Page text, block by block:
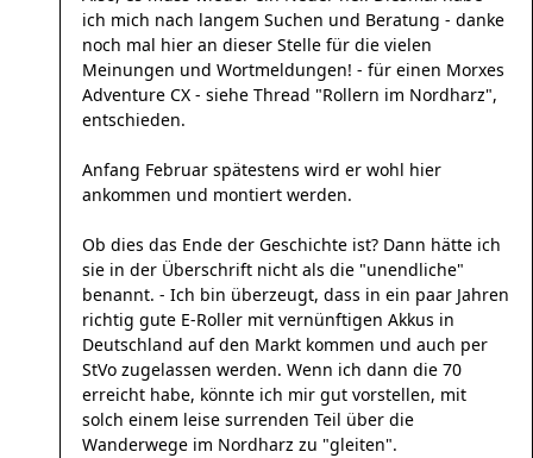
ich mich nach langem Suchen und Beratung - danke
noch mal hier an dieser Stelle für die vielen
Meinungen und Wortmeldungen! - für einen Morxes
Adventure CX - siehe Thread "Rollern im Nordharz",
entschieden.
Anfang Februar spätestens wird er wohl hier
ankommen und montiert werden.
Ob dies das Ende der Geschichte ist? Dann hätte ich
sie in der Überschrift nicht als die "unendliche"
benannt. - Ich bin überzeugt, dass in ein paar Jahren
richtig gute E-Roller mit vernünftigen Akkus in
Deutschland auf den Markt kommen und auch per
StVo zugelassen werden. Wenn ich dann die 70
erreicht habe, könnte ich mir gut vorstellen, mit
solch einem leise surrenden Teil über die
Wanderwege im Nordharz zu "gleiten".